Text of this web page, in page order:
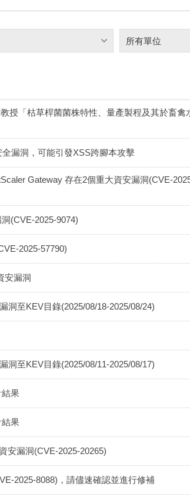
所有單位
授「枯草桿菌菌株特性、量產製程及其於畜禽
漏洞，可能引發XSS跨腳本攻擊
Gateway 存在2個重大資安漏洞(CVE-
(CVE-2025-9074)
2025-57790)
安漏洞
洞至KEV目錄(2025/08/18-2025/08/24)
洞至KEV目錄(2025/08/11-2025/08/17)
結果
結果
安漏洞(CVE-2025-20265)
2025-8088)，請儘速確認並進行修補